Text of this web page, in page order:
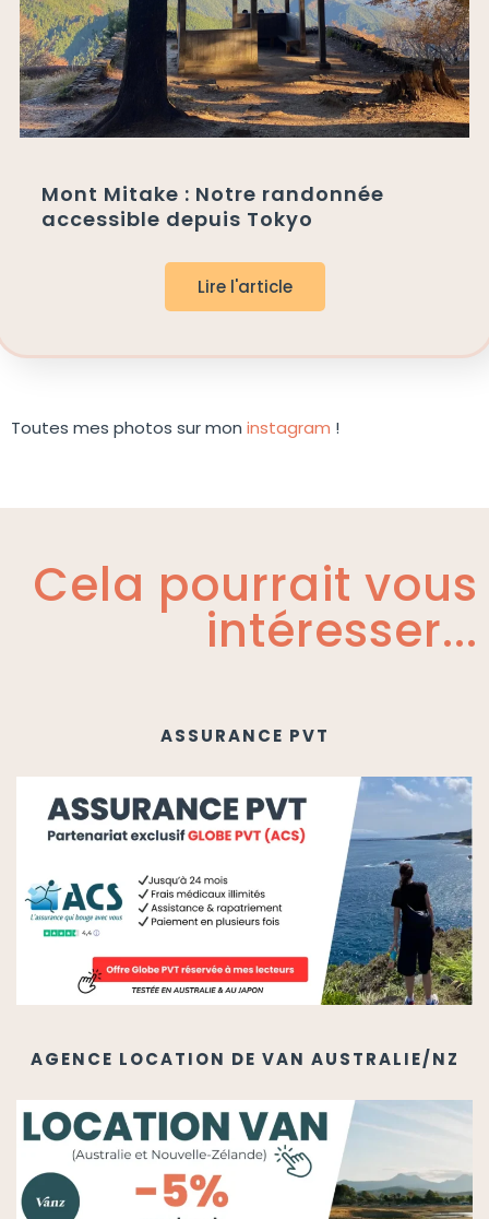
Mont Mitake : Notre randonnée
accessible depuis Tokyo
Lire l'article
Toutes mes photos sur mon instagram !
Cela pourrait vous
intéresser...
ASSURANCE PVT
AGENCE LOCATION DE VAN AUSTRALIE/NZ